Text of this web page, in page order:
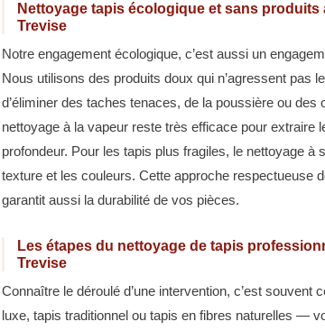
Nettoyage tapis écologique et sans produits
Trevise
Notre engagement écologique, c’est aussi un
Nous utilisons des produits doux qui n’agressent pas
d’éliminer des taches tenaces, de la poussière ou des
nettoyage à la vapeur reste très efficace pour extraire
profondeur. Pour les tapis plus fragiles, le nettoyage à
texture et les couleurs. Cette approche respectueuse
garantit aussi la durabilité de vos pièces.
Les étapes du nettoyage de tapis
Trevise
Connaître le déroulé d’une intervention, c’est souvent
luxe, tapis traditionnel ou tapis en fibres naturelles —